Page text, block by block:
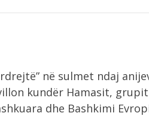
në sulmet ndaj
kundër Hamasit, grupit
dhe Bashkimi